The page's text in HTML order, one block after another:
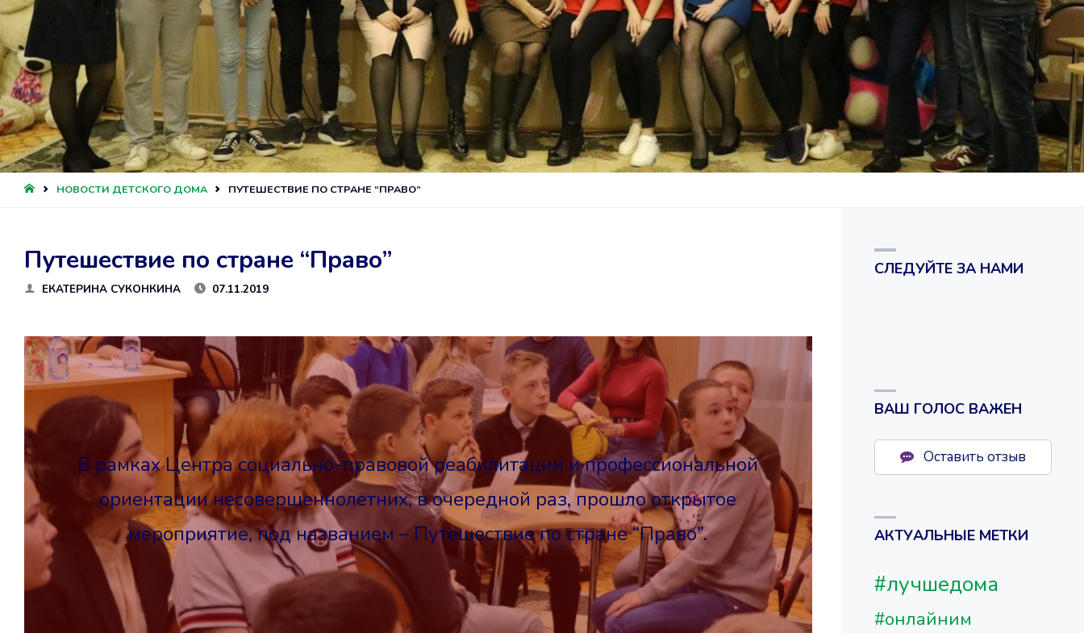
ГЛАВНАЯ
НОВОСТИ ДЕТСКОГО ДОМА ПУТЕШЕСТВИЕ ПО СТРАНЕ “ПРАВО”
Путешествие по стране “Право”
ЕКАТЕРИНА СУКОНКИНА 07.11.2019
В рамках Центра социально-правовой реабилитации и профессиональной
ориентации несовершеннолетних, в очередной раз, прошло открытое
мероприятие, под названием – Путешествие по стране “Право”.
СЛЕДУЙТЕ ЗА НАМИ
ВАШ ГОЛОС ВАЖЕН
Оставить отзыв
АКТУАЛЬНЫЕ МЕТКИ
#лучшедома
#онлайним